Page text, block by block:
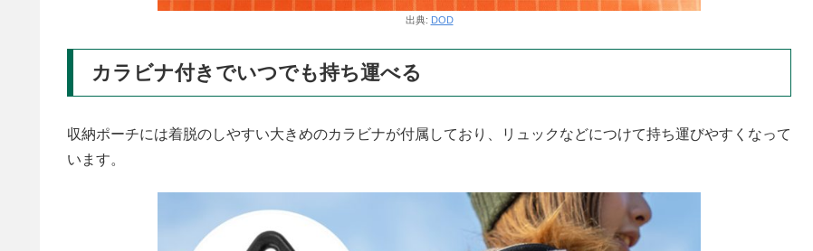
出典: DOD
カラビナ付きでいつでも持ち運べる
収納ポーチには着脱のしやすい大きめのカラビナが付属しており、リュックなどにつけて持ち運びやすくなって
います。